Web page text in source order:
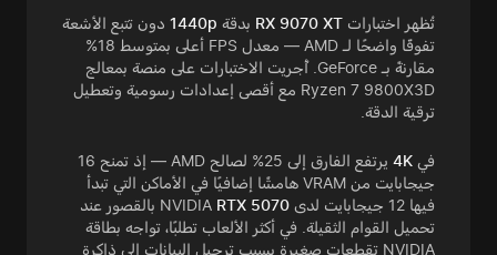
تُظهر اختبارات RX 9070 XT بدقة 1440p دون تتبع الأشعة
تفوقًا واضحًا لـ AMD — معدل FPS أعلى بمتوسط 18%
مقارنةً بـ GeForce. أُجريت الاختبارات على منصة بمعالج
Ryzen 7 9800X3D مع أقصى إعدادات رسومية وتعطيل
ترقية الدقة.
في 4K
يرتفع الفارق إلى 25% لصالح AMD — إذ تمنح 16
جيجابايت من VRAM هامشًا إضافيًا في الأماكن التي تبدأ
فيها 12 جيجابايت لدى NVIDIA
RTX 5070
بالقصور عند
تحميل القوام الثقيلة. في أكثر الألعاب تطلبًا، تواجه بطاقة
NVIDIA تقطعات صغيرة بسبب ترحيل البيانات إلى ذاكرة